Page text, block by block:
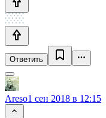
Ответить
Areso1 сен 2018 в 12:15